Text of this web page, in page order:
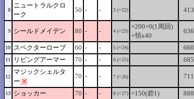
8
ニュートラルクロ
ーク
50 - - 3 (+22) 413
9 シールドメイデン 80 - - 4 (+23)
+200+0(1周回)
+領x40
636
10 スペクターローブ 60 - - 5 (+24) 660
11 リビングアーマー 70 - - 6 (+25) 685
12
マジックシェルタ
ー ※
70 - - 7 (+26) 711
13 ショッカー 70 - - 8 (+27) +150(砦1) 888